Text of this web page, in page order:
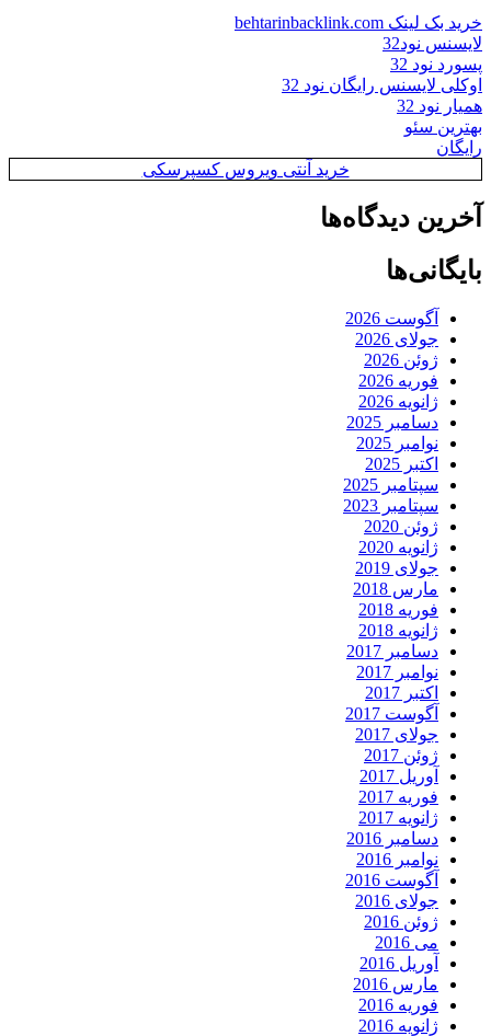
خرید بک لینک behtarinbacklink.com
لایسنس نود32
پسورد نود 32
اوکلی لایسنس رایگان نود 32
همیار نود 32
بهترین سئو
رایگان
خرید آنتی ویروس کسپرسکی
آخرین دیدگاه‌ها
بایگانی‌ها
آگوست 2026
جولای 2026
ژوئن 2026
فوریه 2026
ژانویه 2026
دسامبر 2025
نوامبر 2025
اکتبر 2025
سپتامبر 2025
سپتامبر 2023
ژوئن 2020
ژانویه 2020
جولای 2019
مارس 2018
فوریه 2018
ژانویه 2018
دسامبر 2017
نوامبر 2017
اکتبر 2017
آگوست 2017
جولای 2017
ژوئن 2017
آوریل 2017
فوریه 2017
ژانویه 2017
دسامبر 2016
نوامبر 2016
آگوست 2016
جولای 2016
ژوئن 2016
می 2016
آوریل 2016
مارس 2016
فوریه 2016
ژانویه 2016